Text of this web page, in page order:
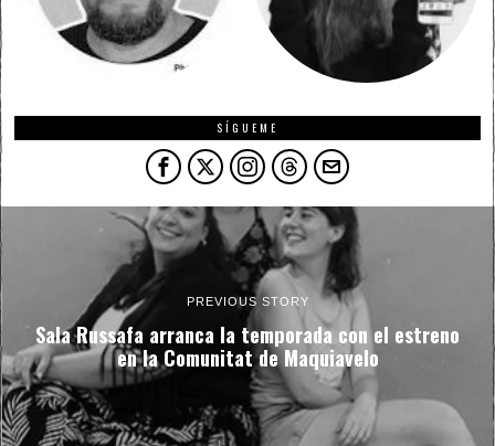
SÍGUEME
PREVIOUS STORY
Sala Russafa arranca la temporada con el estreno
en la Comunitat de Maquiavelo